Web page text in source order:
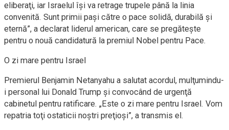
eliberaţi, iar Israelul îşi va retrage trupele până la linia
convenită. Sunt primii paşi către o pace solidă, durabilă şi
eternă”, a declarat liderul american, care se pregăteşte
pentru o nouă candidatură la premiul Nobel pentru Pace.
O zi mare pentru Israel
Premierul Benjamin Netanyahu a salutat acordul, mulţumindu-
i personal lui Donald Trump şi convocând de urgenţă
cabinetul pentru ratificare. „Este o zi mare pentru Israel. Vom
repatria toţi ostaticii noştri preţioşi”, a transmis el.